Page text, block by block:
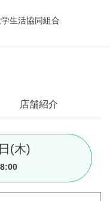
生活協同組合
店舗紹介
(木)